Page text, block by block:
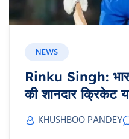
NEWS
Rinku Singh:
की शानदार क्रिकेट
KHUSHBOO PANDEY